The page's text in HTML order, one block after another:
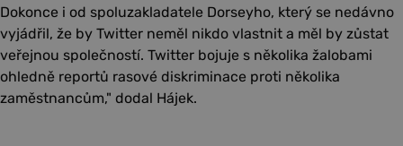
Dokonce i od spoluzakladatele Dorseyho, který se nedávno
vyjádřil, že by Twitter neměl nikdo vlastnit a měl by zůstat
veřejnou společností. Twitter bojuje s několika žalobami
ohledně reportů rasové diskriminace proti několika
zaměstnancům," dodal Hájek.